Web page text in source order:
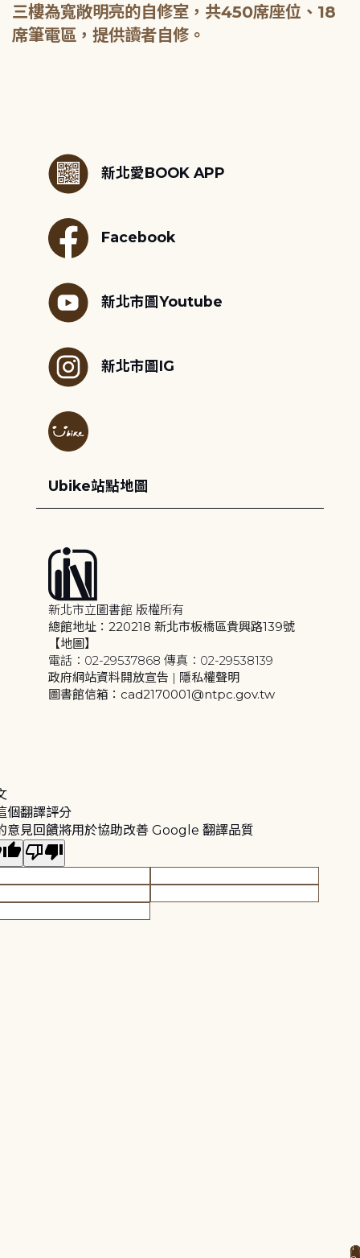
三樓為寬敞明亮的自修室，共450席座位、18
席筆電區，提供讀者自修。
新北愛BOOK APP
Facebook
新北市圖Youtube
新北市圖IG
Ubike站點地圖
新北市立圖書館 版權所有
總館地址：220218 新北市板橋區貴興路139號
【地圖】
電話：02-29537868 傳真：02-29538139
政府網站資料開放宣告 | 隱私權聲明
圖書館信箱：cad2170001@ntpc.gov.tw
個翻譯評分
意見回饋將用於協助改善 Google 翻譯品質